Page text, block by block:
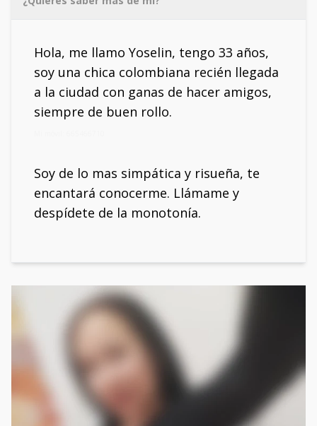
Hola, me llamo Yoselin, tengo 33 años,
soy una chica colombiana recién llegada
a la ciudad con ganas de hacer amigos,
siempre de buen rollo.
Soy de lo mas simpática y risueña, te
encantará conocerme. Llámame y
despídete de la monotonía.